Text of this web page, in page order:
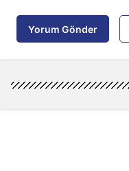
Yorum Gönder